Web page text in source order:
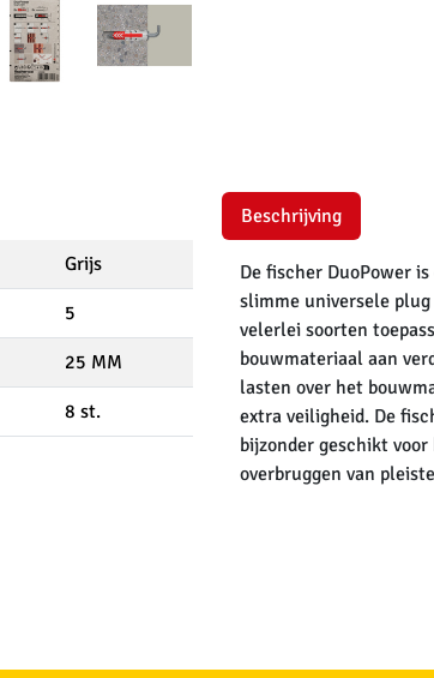
Grijs
5
25 MM
8 st.
Beschrijving
De fischer DuoPower
slimme universele
velerlei soorten
bouwmateriaal aan
lasten over het
extra veiligheid. De
bijzonder geschikt
overbruggen van